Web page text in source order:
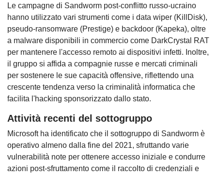
Le campagne di Sandworm post-conflitto russo-ucraino
hanno utilizzato vari strumenti come i data wiper (KillDisk),
pseudo-ransomware (Prestige) e backdoor (Kapeka), oltre
a malware disponibili in commercio come DarkCrystal RAT
per mantenere l'accesso remoto ai dispositivi infetti. Inoltre,
il gruppo si affida a compagnie russe e mercati criminali
per sostenere le sue capacità offensive, riflettendo una
crescente tendenza verso la criminalità informatica che
facilita l'hacking sponsorizzato dallo stato.
Attività recenti del sottogruppo
Microsoft ha identificato che il sottogruppo di Sandworm è
operativo almeno dalla fine del 2021, sfruttando varie
vulnerabilità note per ottenere accesso iniziale e condurre
azioni post-sfruttamento come il raccolto di credenziali e